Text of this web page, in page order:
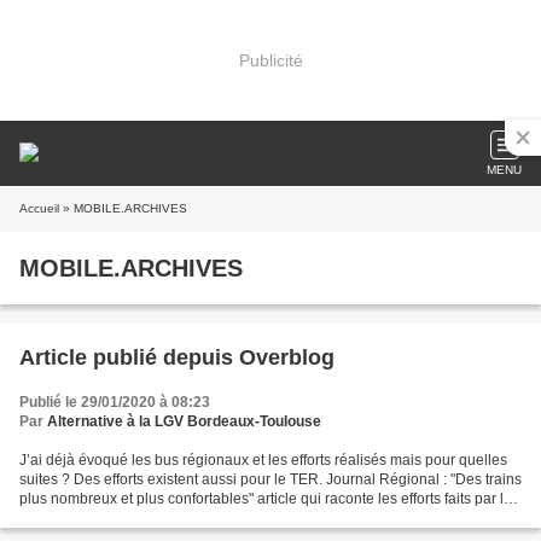
Publicité
MENU
Accueil » MOBILE.ARCHIVES
MOBILE.ARCHIVES
Article publié depuis Overblog
Publié le 29/01/2020 à 08:23
Par Alternative à la LGV Bordeaux-Toulouse
J’ai déjà évoqué les bus régionaux et les efforts réalisés mais pour quelles
suites ? Des efforts existent aussi pour le TER. Journal Régional : "Des trains
plus nombreux et plus confortables" article qui raconte les efforts faits par la